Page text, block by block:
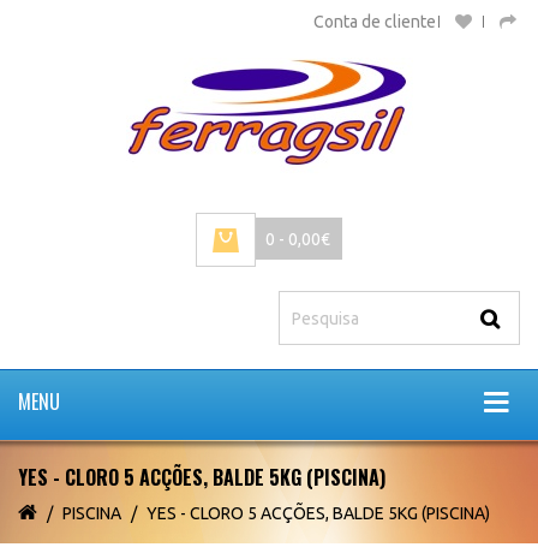
Conta de cliente
0 - 0,00€
MENU
YES - CLORO 5 ACÇÕES, BALDE 5KG (PISCINA)
PISCINA YES - CLORO 5 ACÇÕES, BALDE 5KG (PISCINA)